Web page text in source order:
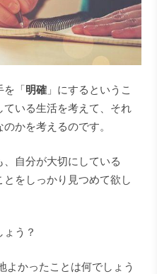
を「明確 」にするというこ
いる生活を考えて、それ
かを考えるのです。
自分が大切にしている
とをしっかり見つめて欲し
う？
よかったことは何でしょう